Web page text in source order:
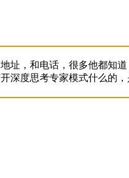
址，和电话，很多他都知
深度思考专家模式什么的